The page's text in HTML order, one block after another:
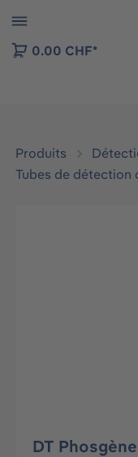
to B2B platform
0.00 CHF*
Produits
Tubes de détection
DT